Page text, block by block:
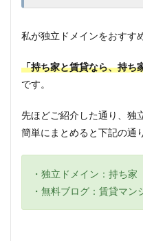
私が独立ドメインをおすす
「持ち家と賃貸なら、持ち
です。
先ほどご紹介した通り、独
簡単にまとめると下記の通
・独立ドメイン：持ち家
・無料ブログ：賃貸マン